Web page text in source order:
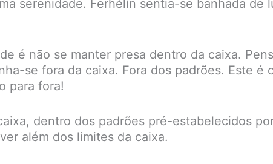
serenidade. Ferhélin sentia-se banhada de
é não se manter presa dentro da caixa.
se fora da caixa. Fora dos padrões. Este é
para fora!
dentro dos padrões pré-estabelecidos
além dos limites da caixa.